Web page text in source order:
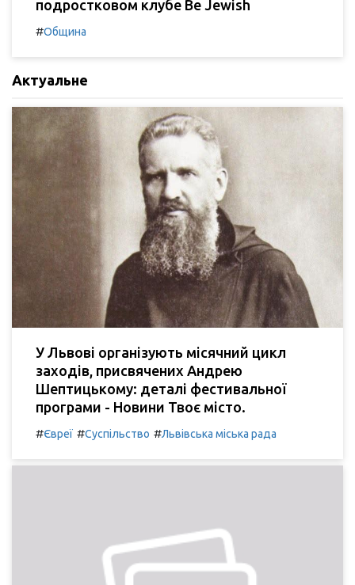
подростковом клубе Be Jewish
#Община
Актуальне
У Львові організують місячний цикл
заходів, присвячених Андрею
Шептицькому: деталі фестивальної
програми - Новини Твоє місто.
#Євреї #Суспільство #Львівська міська рада